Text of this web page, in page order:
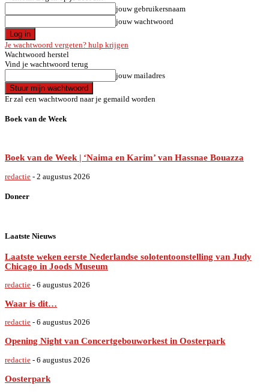
jouw gebruikersnaam
jouw wachtwoord
Je wachtwoord vergeten? hulp krijgen
Wachtwoord herstel
Vind je wachtwoord terug
jouw mailadres
Er zal een wachtwoord naar je gemaild worden
Boek van de Week
Boek van de Week | ‘Naima en Karim’ van Hassnae Bouazza
redactie - 2 augustus 2026
Doneer
Laatste Nieuws
Laatste weken eerste Nederlandse solotentoonstelling van Judy
Chicago in Joods Museum
redactie - 6 augustus 2026
Waar is dit…
redactie - 6 augustus 2026
Opening Night van Concertgebouworkest in Oosterpark
redactie - 6 augustus 2026
Oosterpark